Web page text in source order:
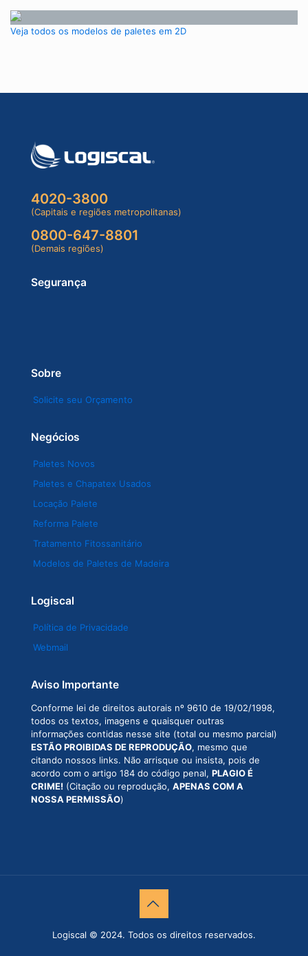
Veja todos os modelos de paletes em 2D
4020-3800
(Capitais e regiões metropolitanas)
0800-647-8801
(Demais regiões)
Segurança
Sobre
Solicite seu Orçamento
Negócios
Paletes Novos
Paletes e Chapatex Usados
Locação Palete
Reforma Palete
Tratamento Fitossanitário
Modelos de Paletes de Madeira
Logiscal
Política de Privacidade
Webmail
Aviso Importante
Conforme lei de direitos autorais nº 9610 de 19/02/1998,
todos os textos, imagens e quaisquer outras
informações contidas nesse site (total ou mesmo parcial)
ESTÃO PROIBIDAS DE REPRODUÇÃO, mesmo que
citando nossos links. Não arrisque ou insista, pois de
acordo com o artigo 184 do código penal, PLAGIO É
CRIME! (Citação ou reprodução, APENAS COM A
NOSSA PERMISSÃO)
Logiscal © 2024. Todos os direitos reservados.